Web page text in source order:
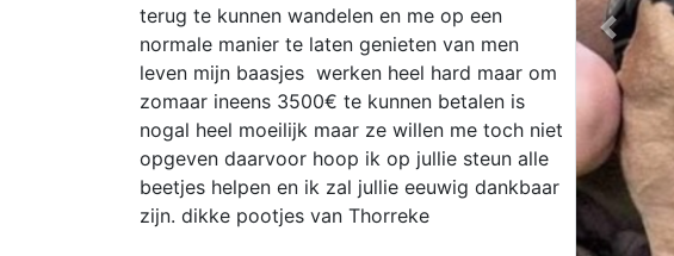
Previous
terug te kunnen wandelen en me op een
normale manier te laten genieten van men
leven mijn baasjes werken heel hard maar om
zomaar ineens 3500€ te kunnen betalen is
nogal heel moeilijk maar ze willen me toch niet
opgeven daarvoor hoop ik op jullie steun alle
beetjes helpen en ik zal jullie eeuwig dankbaar
zijn. dikke pootjes van Thorreke